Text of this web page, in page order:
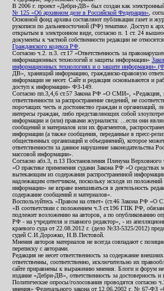
В 2006 г. проект «Дебри-ДВ» был создан как
№ 125 «Об архивном деле в Российской Федерации» ,
Основной фонд архива составляют публикации газет и
рукописи по дальневосточной (РФ) тематике. Доступ к
открытым в электронном виде, согласно п. 1 ст. 24
документы к частной собственности редакции не
Гражданского кодекса РФ
Согласно ч.2. п.3. ст.17 «Ответственность за
информационных технологий и защиты информации»
информационных технологиях и о защите информации»
ДВ», хранящий информацию, гражданско-правовую
информации не несет. Сайт и редакция основываются и
доступ к информации» ФЗ-149.
Согласно пп.3,4,6 ст.57 Закона РФ «О СМИ», «Редакция,
ответственности за распространение сведений, не
порочащих честь и достоинство граждан и организаций,
интересы граждан, либо представляющих собой
информации и (или) правами журналиста: ...если они
сообщений и материалов или их фрагментов,
информации (а также сообщения, переданные в пресс-
общественных организаций и объединений), которое
ответственности за данное нарушение законодательства
массовой информации».
Согласно абз.3, п.13 Постановления Пленума
«О практике применения судами Закона РФ «О средствах
вытекающим из содержания распространенной
надлежащим ответчиком, поскольку исходя из
информации» не вправе вмешиваться в деятельность
содержание сообщений и материалов».
Воспользуйтесь «Правом на ответ» (ст.46 Закона РФ «О
«В соответствии с положением ч.3 ст.196 ГПК РФ,
подлежит возложению на авторов, а по опубликованию
РФ - на учредителя и главного редактор», - из
краевого суда от 22.08.2012 г. (дело №33-5325/2012)
судей С.И.Дорожко, Н.В.Пестовой.
Мнения авторов материалов не всегда совпадают с
переписку с авторами.
Редакция не несет ответственность за содержание
ответственны, соответственно, исключительно их
сайте приравнены к выражению мнения. Блоги и форум не
издание «Дебри-ДВ», ответственность за достоверность и
Политические опросы/голосования проводятся согласно
мнения» Федерального закона от 12.06.2002 г. № 67-ФЗ